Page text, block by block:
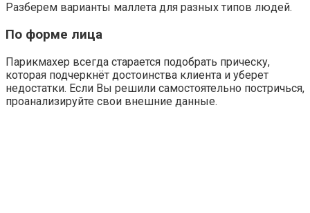
Разберем варианты маллета для разных типов людей.
По форме лица
Парикмахер всегда старается подобрать прическу,
которая подчеркнёт достоинства клиента и уберет
недостатки. Если Вы решили самостоятельно постричься,
проанализируйте свои внешние данные.